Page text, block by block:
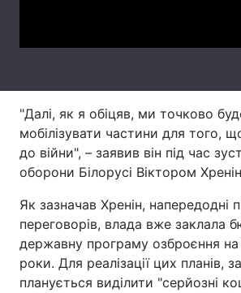
Тема оформлення
"Далі, як я обіцяв, ми точково
мобілізувати частини для того,
до війни", – заявив він під час
оборони Білорусі Віктором
Як зазначав Хренін, напередодні
переговорів, влада вже заклала
державну програму озброєння
роки. Для реалізації цих планів,
планується виділити "серйозні